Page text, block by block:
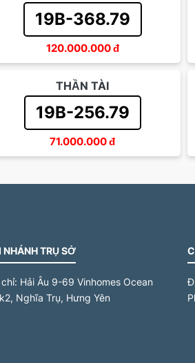
19B-368.79
120.000.000đ
THẦN TÀI
19B-256.79
71.000.000đ
NHÁNH TRỤ SỞ
Hải Âu 9-69 Vinhomes Ocean
Nghĩa Trụ, Hưng Yên